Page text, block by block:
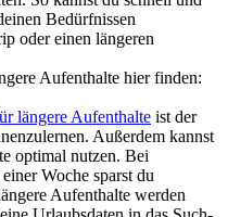
Bedürfnissen
oder einen längeren
Aufenthalte hier finden:
längere Aufenthalte ist der
Außerdem kannst
optimal nutzen. Bei
Woche sparst du
Aufenthalte werden